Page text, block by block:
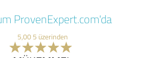
ProvenExpert.com'da
5,00 5 üzerinden